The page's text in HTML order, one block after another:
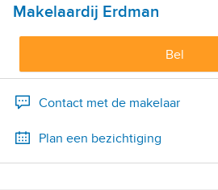
Makelaardij Erdman
Bel
Contact met de makelaar
Plan een bezichtiging